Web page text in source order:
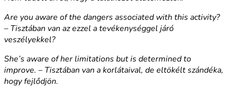
Are you aware of the dangers associated with this activity?
– Tisztában van az ezzel a tevékenységgel járó
veszélyekkel?
She’s aware of her limitations but is determined to
improve. – Tisztában van a korlátaival, de eltökélt szándéka,
hogy fejlődjön.